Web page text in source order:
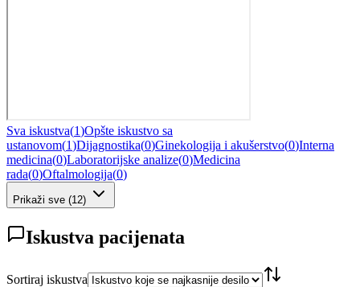
Sva iskustva(1)Opšte iskustvo sa
ustanovom(1)Dijagnostika(0)Ginekologija i akušerstvo(0)Interna
medicina(0)Laboratorijske analize(0)Medicina
rada(0)Oftalmologija(0)
Prikaži sve (12)
Iskustva pacijenata
Sortiraj iskustva